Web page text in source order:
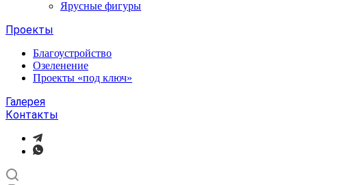
Ярусные фигуры
Проекты
Благоустройство
Озеленение
Проекты «под ключ»
Галерея
Контакты